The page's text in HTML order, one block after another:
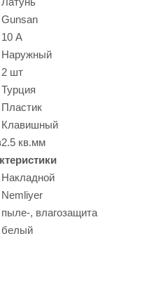
Gunsan
10 А
Наружный
2 шт
Турция
Пластик
Клавишный
2.5 кв.мм
Накладной
Nemliyer
пыле-, влагозащита
белый